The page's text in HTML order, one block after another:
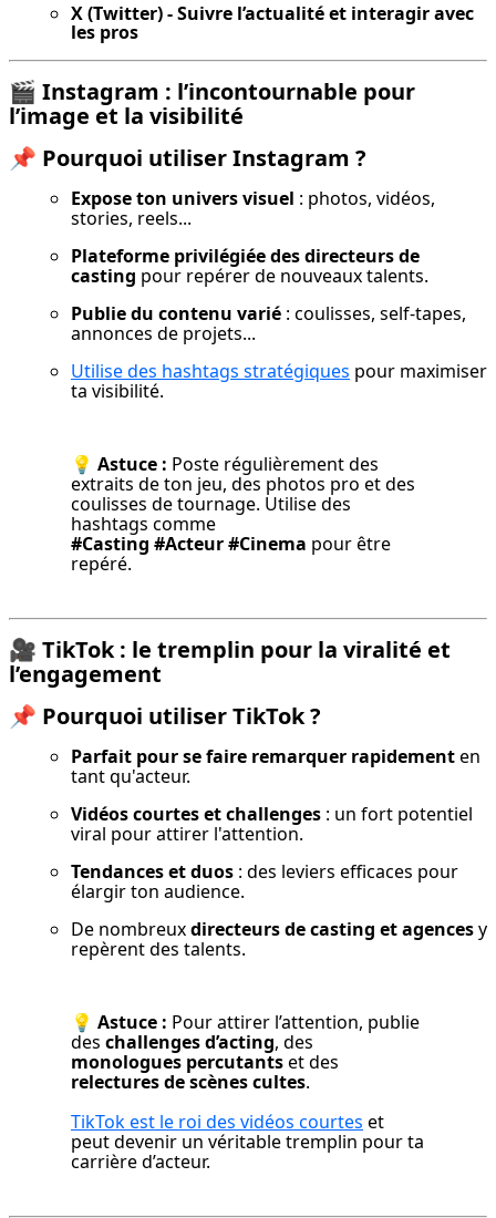
X (Twitter) - Suivre l’actualité et interagir avec
les pros
🎬 Instagram : l’incontournable pour
l’image et la visibilité
📌 Pourquoi utiliser Instagram ?
Expose ton univers visuel : photos, vidéos,
stories, reels...
Plateforme privilégiée des directeurs de
casting pour repérer de nouveaux talents.
Publie du contenu varié : coulisses, self-tapes,
annonces de projets...
Utilise des hashtags stratégiques pour maximiser
ta visibilité.
💡 Astuce : Poste régulièrement des
extraits de ton jeu, des photos pro et des
coulisses de tournage. Utilise des
#Casting #Acteur #Cinema pour être
repéré.
🎥 TikTok : le tremplin pour la viralité et
l’engagement
📌 Pourquoi utiliser TikTok ?
Parfait pour se faire remarquer rapidement en
tant qu'acteur.
Vidéos courtes et challenges : un fort potentiel
viral pour attirer l'attention.
Tendances et duos : des leviers efficaces pour
élargir ton audience.
De nombreux directeurs de casting et agences y
repèrent des talents.
💡 Astuce : Pour attirer l’attention, publie
des challenges d’acting
monologues percutants
relectures de scènes cultes.
TikTok est le roi des vidéos courtes et
peut devenir un véritable tremplin pour ta
carrière d’acteur.